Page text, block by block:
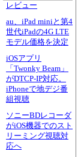
レビュー
au、iPad miniと第4
世代iPadの4G LTE
モデル価格を決定
iOSアプリ
「Twonky Beam」
がDTCP-IP対応。
iPhoneで地デジ番
組視聴
ソニーBDレコーダ
がiOS機器でのスト
リーミング視聴対
応へ